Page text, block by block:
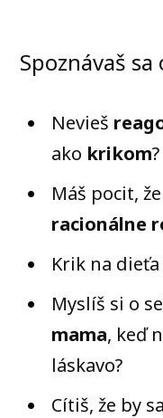
Spoznávaš sa
Nevieš
ako krikom?
Máš pocit,
racionálne
Krik na
Myslíš si o
mama, keď
láskavo?
Cítiš, že by